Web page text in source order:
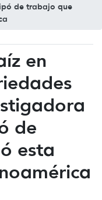
de trabajo que
en
de
esta